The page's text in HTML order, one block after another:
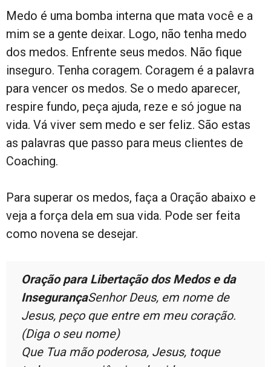
Medo é uma bomba interna que mata você e a
mim se a gente deixar. Logo, não tenha medo
dos medos. Enfrente seus medos. Não fique
inseguro. Tenha coragem. Coragem é a palavra
para vencer os medos. Se o medo aparecer,
respire fundo, peça ajuda, reze e só jogue na
vida. Vá viver sem medo e ser feliz. São estas
as palavras que passo para meus clientes de
Coaching.
Para superar os medos, faça a Oração abaixo e
veja a força dela em sua vida. Pode ser feita
como novena se desejar.
Oração para Libertação dos Medos e da
InsegurançaSenhor Deus, em nome de
Jesus, peço que entre em meu coração.
(Diga o seu nome)
Que Tua mão poderosa, Jesus, toque